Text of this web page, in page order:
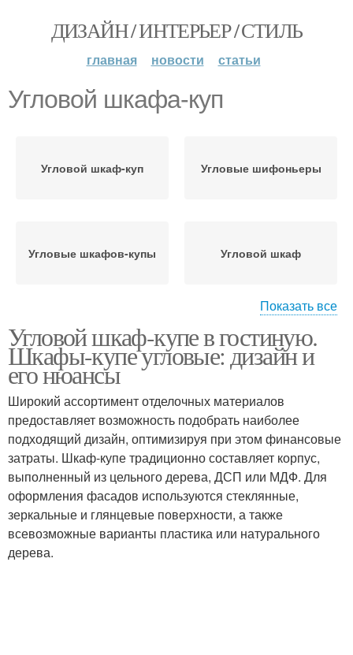
ДИЗАЙН / ИНТЕРЬЕР / СТИЛЬ
главная новости статьи
Угловой шкафа-куп
Угловой шкаф-куп Угловые шифоньеры
Угловые шкафов-купы Угловой шкаф
Угловые шкафы
гостиной или
Показать все
Угловой шкаф-купе в гостиную.
Шкафы-купе угловые: дизайн и
его нюансы
Широкий ассортимент отделочных материалов
предоставляет возможность подобрать наиболее
подходящий дизайн, оптимизируя при этом финансовые
затраты. Шкаф-купе традиционно составляет корпус,
выполненный из цельного дерева, ДСП или МДФ. Для
оформления фасадов используются стеклянные,
зеркальные и глянцевые поверхности, а также
всевозможные варианты пластика или натурального
дерева.